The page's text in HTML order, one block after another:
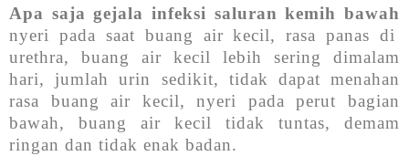
Apa saja gejala infeksi saluran kemih bawah
nyeri pada saat buang air kecil, rasa panas di
urethra, buang air kecil lebih sering dimalam
hari, jumlah urin sedikit, tidak dapat menahan
rasa buang air kecil, nyeri pada perut bagian
bawah, buang air kecil tidak tuntas, demam
ringan dan tidak enak badan.